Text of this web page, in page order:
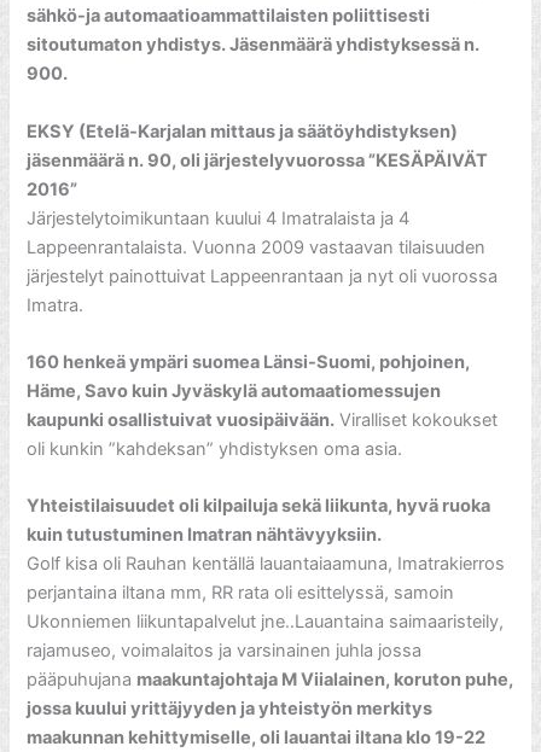
sähkö-ja automaatioammattilaisten poliittisesti
sitoutumaton yhdistys. Jäsenmäärä yhdistyksessä n.
900.
EKSY (Etelä-Karjalan mittaus ja säätöyhdistyksen)
jäsenmäärä n. 90, oli järjestelyvuorossa ”KESÄPÄIVÄT
2016”
Järjestelytoimikuntaan kuului 4 Imatralaista ja 4
Lappeenrantalaista. Vuonna 2009 vastaavan tilaisuuden
järjestelyt painottuivat Lappeenrantaan ja nyt oli vuorossa
Imatra.
160 henkeä ympäri suomea Länsi-Suomi, pohjoinen,
Häme, Savo kuin Jyväskylä automaatiomessujen
kaupunki osallistuivat vuosipäivään. Viralliset kokoukset
oli kunkin ”kahdeksan” yhdistyksen oma asia.
Yhteistilaisuudet oli kilpailuja sekä liikunta, hyvä ruoka
kuin tutustuminen Imatran nähtävyyksiin.
Golf kisa oli Rauhan kentällä lauantaiaamuna, Imatrakierros
perjantaina iltana mm, RR rata oli esittelyssä, samoin
Ukonniemen liikuntapalvelut jne..Lauantaina saimaaristeily,
rajamuseo, voimalaitos ja varsinainen juhla jossa
pääpuhujana maakuntajohtaja M Viialainen, koruton puhe,
jossa kuului yrittäjyyden ja yhteistyön merkitys
maakunnan kehittymiselle, oli lauantai iltana klo 19-22